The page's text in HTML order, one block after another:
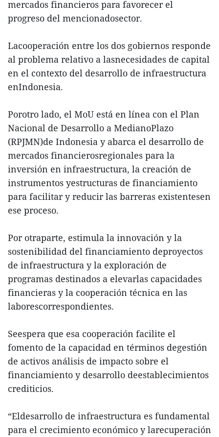
mercados financieros para favorecer el
progreso del mencionadosector.
Lacooperación entre los dos gobiernos responde
al problema relativo a lasnecesidades de capital
en el contexto del desarrollo de infraestructura
enIndonesia.
Porotro lado, el MoU está en línea con el Plan
Nacional de Desarrollo a MedianoPlazo
(RPJMN)de Indonesia y abarca el desarrollo de
mercados financierosregionales para la
inversión en infraestructura, la creación de
instrumentos yestructuras de financiamiento
para facilitar y reducir las barreras existentesen
ese proceso.
Por otraparte, estimula la innovación y la
sostenibilidad del financiamiento deproyectos
de infraestructura y la exploración de
programas destinados a elevarlas capacidades
financieras y la cooperación técnica en las
laborescorrespondientes.
Seespera que esa cooperación facilite el
fomento de la capacidad en términos degestión
de activos análisis de impacto sobre el
financiamiento y desarrollo deestablecimientos
crediticios.
“Eldesarrollo de infraestructura es fundamental
para el crecimiento económico y larecuperación